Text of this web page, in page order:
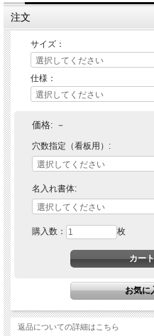
注文
サイズ：
仕様：
価格: －
穴数指定（看板用）:
名入れ書体:
購入数： 枚
返品についての詳細はこちら